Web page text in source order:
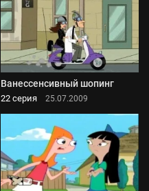
Ванессенсивный шопинг
22 серия 25.07.2009